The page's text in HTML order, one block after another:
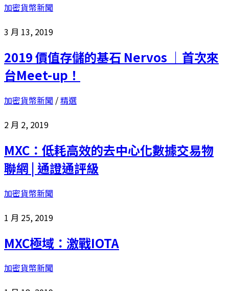
加密貨幣新聞
3 月 13, 2019
2019 價值存儲的基石 Nervos ｜首次來
台Meet-up！
加密貨幣新聞 /精選
2 月 2, 2019
MXC：低耗高效的去中心化數據交易物
聯網 | 通證通評級
加密貨幣新聞
1 月 25, 2019
MXC極域：激戰IOTA
加密貨幣新聞